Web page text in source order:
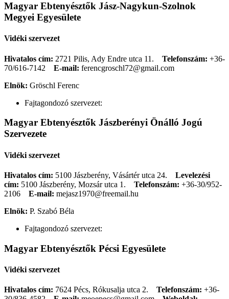
Magyar Ebtenyésztők Jász-Nagykun-Szolnok
Megyei Egyesülete
Vidéki szervezet
Hivatalos cím: 2721 Pilis, Ady Endre utca 11. Telefonszám: +36-
70/616-7142
E-mail: ferencgroschl72@gmail.com
Elnök: Gröschl Ferenc
Fajtagondozó szervezet:
Magyar Ebtenyésztők Jászberényi Önálló Jogú
Szervezete
Vidéki szervezet
Hivatalos cím: 5100 Jászberény, Vásártér utca 24. Levelezési
cím: 5100 Jászberény, Mozsár utca 1. Telefonszám: +36-30/952-
2106
E-mail: mejasz1970@freemail.hu
Elnök: P. Szabó Béla
Fajtagondozó szervezet:
Magyar Ebtenyésztők Pécsi Egyesülete
Vidéki szervezet
Hivatalos cím: 7624 Pécs, Rókusalja utca 2. Telefonszám: +36-